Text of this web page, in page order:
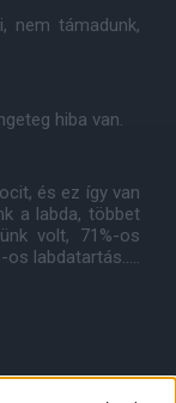
nem támadunk,
hiba van.
és ez így van
a labda, többet
volt, 71%-os
os labdatartás.....